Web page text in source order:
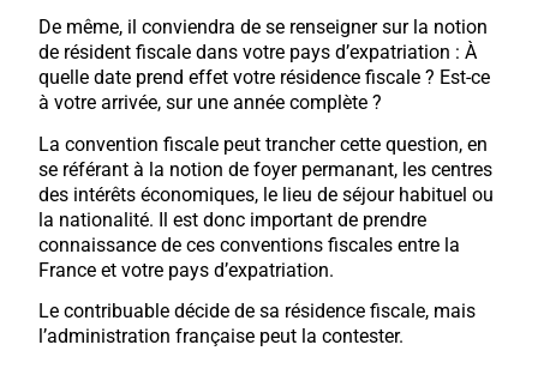
De même, il conviendra de se renseigner sur la notion
de résident fiscale dans votre pays d’expatriation : À
quelle date prend effet votre résidence fiscale ? Est-ce
à votre arrivée, sur une année complète ?
La convention fiscale peut trancher cette question, en
se référant à la notion de foyer permanant, les centres
des intérêts économiques, le lieu de séjour habituel ou
la nationalité. Il est donc important de prendre
connaissance de ces conventions fiscales entre la
France et votre pays d’expatriation.
Le contribuable décide de sa résidence fiscale, mais
l’administration française peut la contester.